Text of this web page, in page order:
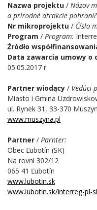
Nazwa projektu / Názov
a prírodné atrakcie
Nr mikroprojektu / Číslo
Program / Program:
Źródło
Data zawarcia umowy
05.05.2017 r.
Partner wiodący / Vedúci
Miasto i Gmina
ul. Rynek 31, 33-370
www.muszyna.pl
Partner / Parnter:
Obec Ľubotín (SK)
Na rovni 302/12
065 41 Ľubotín
www.lubotin.sk
www.lubotin.sk/interreg-pl-